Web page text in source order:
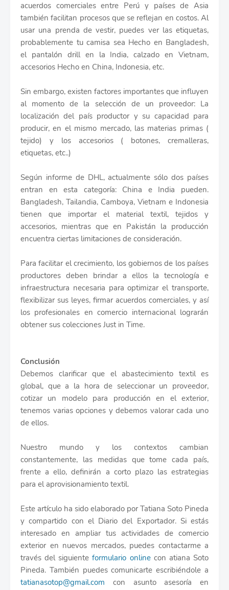
acuerdos comerciales entre Perú y países de Asia
también facilitan procesos que se reflejan en costos. Al
usar una prenda de vestir, puedes ver las etiquetas,
probablemente tu camisa sea Hecho en Bangladesh,
el pantalón drill en la India, calzado en Vietnam,
accesorios Hecho en China, Indonesia, etc.
Sin embargo, existen factores importantes que influyen
al momento de la selección de un proveedor: La
localización del país productor y su capacidad para
producir, en el mismo mercado, las materias primas (
tejido) y los accesorios ( botones, cremalleras,
etiquetas, etc..)
Según informe de DHL, actualmente sólo dos países
entran en esta categoría: China e India pueden.
Bangladesh, Tailandia, Camboya, Vietnam e Indonesia
tienen que importar el material textil, tejidos y
accesorios, mientras que en Pakistán la producción
encuentra ciertas limitaciones de consideración.
Para facilitar el crecimiento, los gobiernos de los países
productores deben brindar a ellos la tecnología e
infraestructura necesaria para optimizar el transporte,
flexibilizar sus leyes, firmar acuerdos comerciales, y así
los profesionales en comercio internacional lograrán
obtener sus colecciones Just in Time.
Conclusión
Debemos clarificar que el abastecimiento textil es
global, que a la hora de seleccionar un proveedor,
cotizar un modelo para producción en el exterior,
tenemos varias opciones y debemos valorar cada uno
de ellos.
Nuestro mundo y los contextos cambian
constantemente, las medidas que tome cada país,
frente a ello, definirán a corto plazo las estrategias
para el aprovisionamiento textil.
Este artículo ha sido elaborado por Tatiana Soto Pineda
y compartido con el Diario del Exportador. Si estás
interesado en ampliar tus actividades de comercio
exterior en nuevos mercados, puedes contactarme a
través del siguienteformulario onlinecon atiana Soto
Pineda. También puedes comunicarte escribiéndole a
tatianasotop@gmail.com con asunto asesoría en